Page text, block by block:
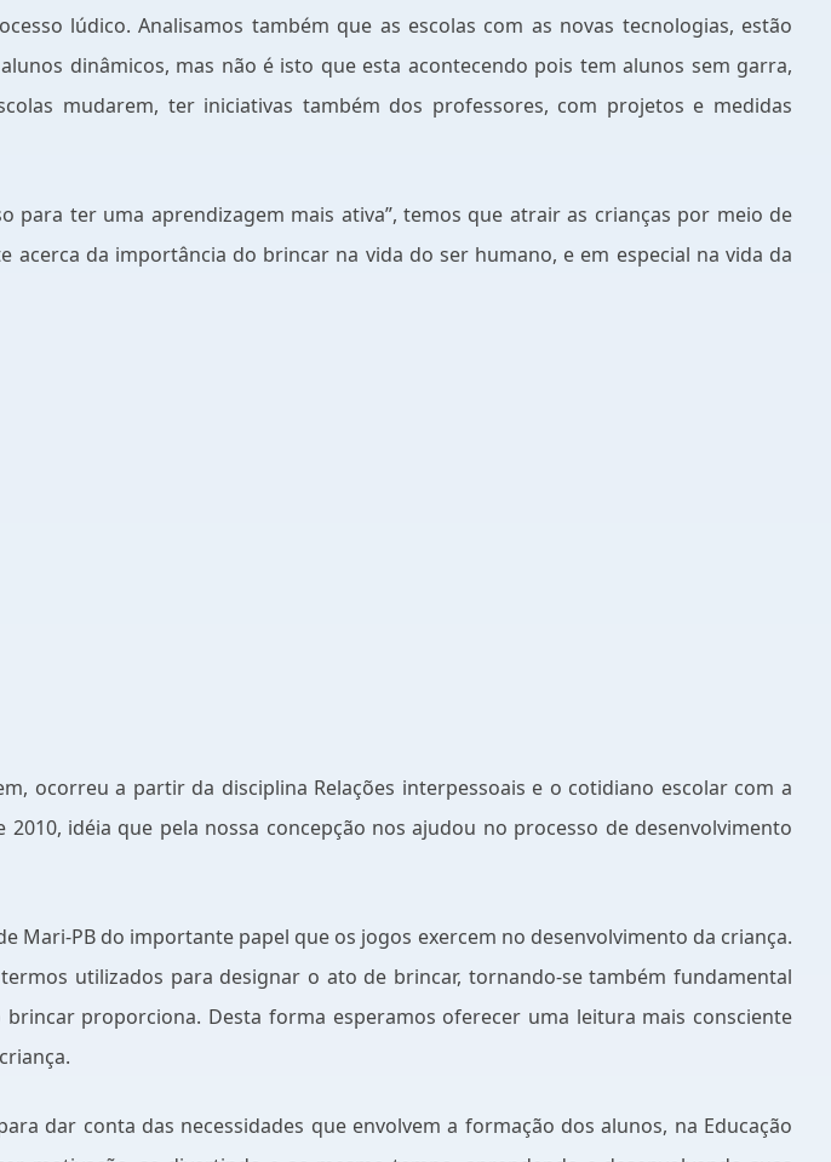
lúdico. Analisamos também que as escolas com as novas tecnologias, estão
dinâmicos, mas não é isto que esta acontecendo pois tem alunos sem garra,
mudarem, ter iniciativas também dos professores, com projetos e medidas
para ter uma aprendizagem mais ativa”, temos que atrair as crianças por meio de
da importância do brincar na vida do ser humano, e em especial na vida da
ocorreu a partir da disciplina Relações interpessoais e o cotidiano escolar com a
idéia que pela nossa concepção nos ajudou no processo de desenvolvimento
PB do importante papel que os jogos exercem no desenvolvimento da criança.
utilizados para designar o ato de brincar, tornando-se também fundamental
proporciona. Desta forma esperamos oferecer uma leitura mais consciente
dar conta das necessidades que envolvem a formação dos alunos, na Educação